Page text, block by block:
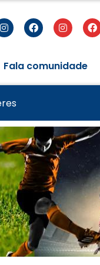
Fala comunidade
2026